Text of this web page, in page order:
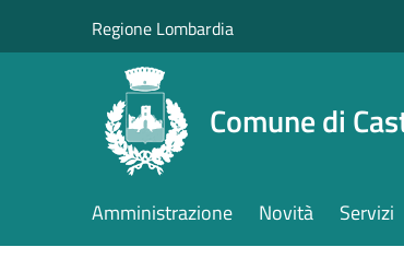
Regione Lombardia
Comune di
Amministrazione Novità Servizi